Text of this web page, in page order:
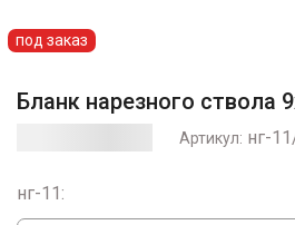
под заказ
Бланк нарезного ствола
Артикул: нг-
нг-11: